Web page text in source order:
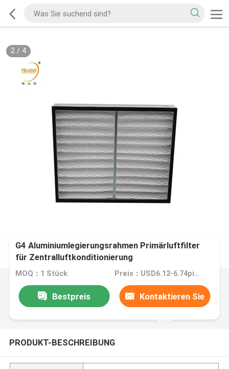
2/ 4
G4 Aluminiumlegierungsrahmen Primärluftfilter
für Zentralluftkonditionierung
MOQ：1 Stück Preis：USD6.12-6.74piece
Bestpreis Kontaktieren Sie
uns
PRODUKT-BESCHREIBUNG